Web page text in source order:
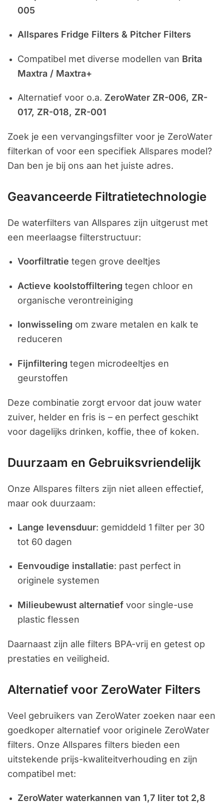
005
Allspares Fridge Filters & Pitcher Filters
Compatibel met diverse modellen van Brita
Maxtra / Maxtra+
Alternatief voor o.a. ZeroWater ZR-006, ZR-
017, ZR-018, ZR-001
Zoek je een vervangingsfilter voor je ZeroWater
filterkan of voor een specifiek Allspares model?
Dan ben je bij ons aan het juiste adres.
Geavanceerde Filtratietechnologie
De waterfilters van Allspares zijn uitgerust met
een meerlaagse filterstructuur:
Voorfiltratie tegen grove deeltjes
Actieve koolstoffiltering tegen chloor en
organische verontreiniging
Ionwisseling om zware metalen en kalk te
reduceren
Fijnfiltering tegen microdeeltjes en
geurstoffen
Deze combinatie zorgt ervoor dat jouw water
zuiver, helder en fris is – en perfect geschikt
voor dagelijks drinken, koffie, thee of koken.
Duurzaam en Gebruiksvriendelijk
Onze Allspares filters zijn niet alleen effectief,
maar ook duurzaam:
Lange levensduur: gemiddeld 1 filter per 30
tot 60 dagen
Eenvoudige installatie: past perfect in
originele systemen
Milieubewust alternatief voor single-use
plastic flessen
Daarnaast zijn alle filters BPA-vrij en getest op
prestaties en veiligheid.
Alternatief voor ZeroWater Filters
Veel gebruikers van ZeroWater zoeken naar een
goedkoper alternatief voor originele ZeroWater
filters. Onze Allspares filters bieden een
uitstekende prijs-kwaliteitverhouding en zijn
compatibel met:
ZeroWater waterkannen van 1,7 liter tot 2,8